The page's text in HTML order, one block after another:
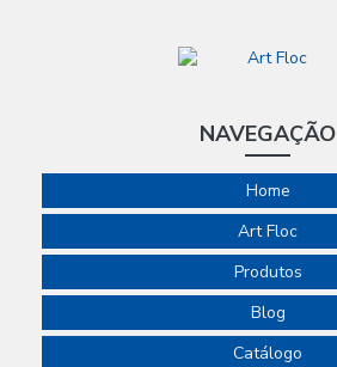
NAVEGAÇÃO
Home
Art Floc
Produtos
Blog
Catálogo